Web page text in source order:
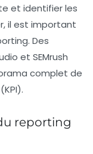
et identifier les
il est important
. Des
et SEMrush
complet de
reporting